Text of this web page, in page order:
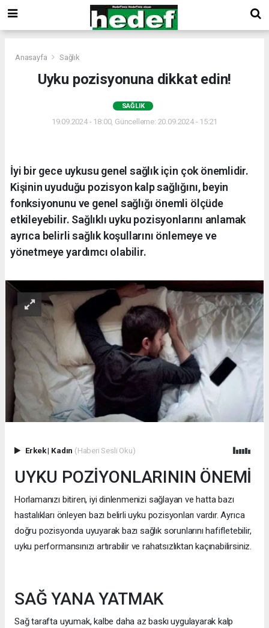
Anasayfa Sağlık
Uyku pozisyonuna dikkat edin!
SAĞLIK
19.09.2024 - 18:00, Güncelleme: 20.09.2024 - 15:21
İyi bir gece uykusu genel sağlık için çok önemlidir.
Kişinin uyuduğu pozisyon kalp sağlığını, beyin
fonksiyonunu ve genel sağlığı önemli ölçüde
etkileyebilir. Sağlıklı uyku pozisyonlarını anlamak
ayrıca belirli sağlık koşullarını önlemeye ve
yönetmeye yardımcı olabilir.
Erkek| Kadın (Haberi Sesli Oku)
UYKU POZİYONLARININ ÖNEMİ
Horlamanızı bitiren, iyi dinlenmenizi sağlayan ve hatta bazı
hastalıkları önleyen bazı belirli uyku pozisyonları vardır. Ayrıca
doğru pozisyonda uyuyarak bazı sağlık sorunlarını hafifletebilir,
uyku performansınızı artırabilir ve rahatsızlıktan kaçınabilirsiniz.
SAĞ YANA YATMAK
Sağ tarafta uyumak, kalbe daha az baskı uygulayarak kalp